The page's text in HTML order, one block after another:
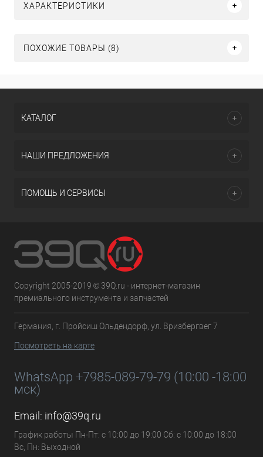
ХАРАКТЕРИСТИКИ
ПОХОЖИЕ ТОВАРЫ (8)
КАТАЛОГ
НАШИ ПРЕДЛОЖЕНИЯ
ПОМОЩЬ И СЕРВИСЫ
Copyright 2005-2019 © 39Q.ru - интернет-магазин
премиального инструмента и запчастей
Германия, г. Пройсиш Ольдендорф, ул. Вризбергвег 7
Посмотреть на карте
WhatsApp +7985-089-79-79 (10:00 -18:00
мск)
Email: info@39q.ru
График работы Пн-Пт: с 10:00 до 19:00 Сб: с 10:00 до 18:00
Вс, Пн: Выходной